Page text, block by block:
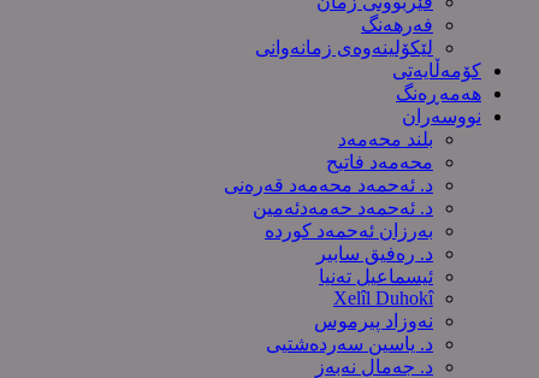
فەرهەنگ
لێکۆلینەوەی زمانەوانی
کۆمەڵایەتی
هەمەڕەنگ
نووسەران
بلند محەمەد
محەمەد فاتیح
د. ئەحمەد محەمەد قەرەنی
د. ئەحمەد حەمەدئەمین
بەرزان ئەحمەد کورده
د. رەفیق سابیر
ئیسماعیل تەنیا
Xelîl Duhokî
نەوزاد پیرموس
د. یاسین سەردەشتیی
د. جەمال نەبەز